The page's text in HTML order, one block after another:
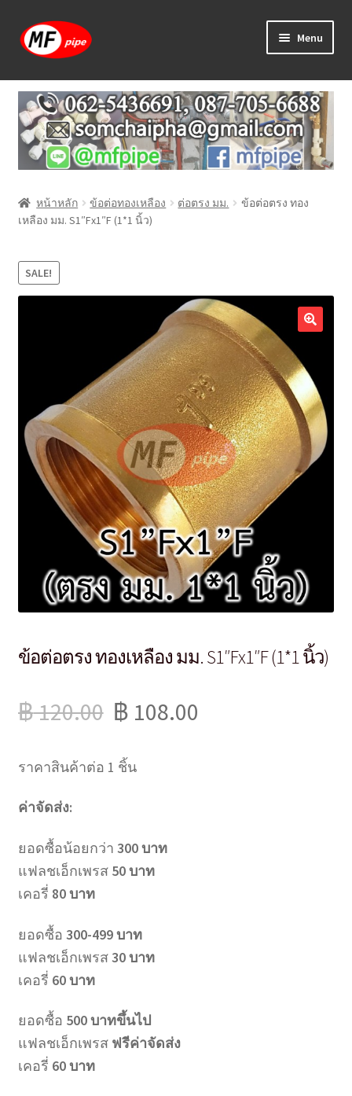
Skip
to
Skip
to
Menu
หน้าแรก
ร้านค้า
วิธีการเดินท่อ PAP
บทความ
แจ้งชำระเงิน
หน้าหลัก ข้อต่อทองเหลือง ต่อตรง มม.
ข้อต่อตรง ทอง
เหลือง มม. S1″Fx1″F (1*1 นิ้ว)
SALE!
ข้อต่อตรง ทองเหลือง มม. S1″Fx1″F (1*1 นิ้ว)
฿120.00 ฿ 108.00
ราคาสินค้าต่อ 1 ชิ้น
ค่าจัดส่ง:
ยอดซื้อน้อยกว่า 300 บาท
แฟลชเอ็กเพรส 50 บาท
เคอรี่ 80 บาท
ยอดซื้อ 300-499 บาท
แฟลชเอ็กเพรส30 บาท
เคอรี่ 60 บาท
ยอดซื้อ 500 บาทขึ้นไป
แฟลชเอ็กเพรส ฟรีค่าจัดส่ง
เคอรี่ 60 บาท